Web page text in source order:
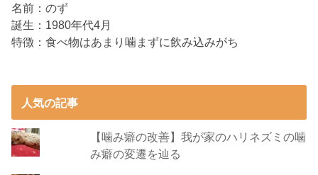
名前：のず
誕生：1980年代4月
特徴：食べ物はあまり噛まずに飲み込みがち
人気の記事
【噛み癖の改善】我が家のハリネズミの噛
み癖の変遷を辿る